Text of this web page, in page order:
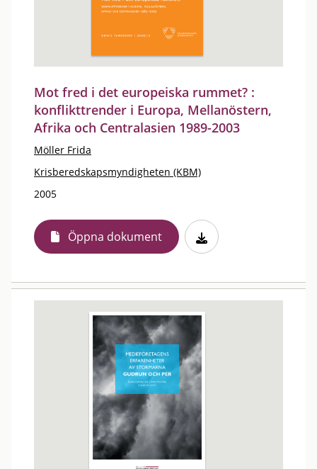
Mot fred i det europeiska rummet? :
konflikttrender i Europa, Mellanöstern,
Afrika och Centralasien 1989-2003
Möller Frida
Krisberedskapsmyndigheten (KBM)
2005
Öppna dokument